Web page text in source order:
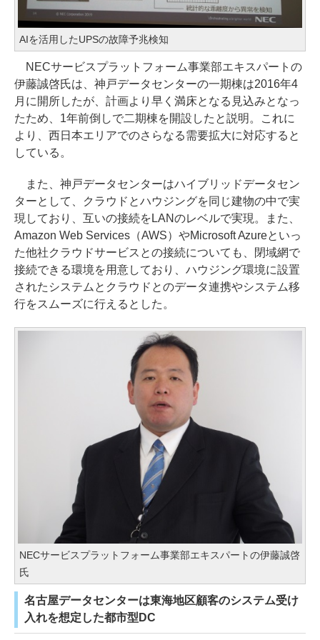
AIを活用したUPSの故障予兆検知
NECサービスプラットフォーム事業部エキスパートの
伊藤誠啓氏は、神戸データセンターの一期棟は2016年4
月に開所したが、計画より早く満床となる見込みとなっ
たため、1年前倒しで二期棟を開設したと説明。これに
より、西日本エリアでのさらなる需要拡大に対応すると
している。
また、神戸データセンターはハイブリッドデータセン
ターとして、クラウドとハウジングを同じ建物の中で実
現しており、互いの接続をLANのレベルで実現。また、
Amazon Web Services（AWS）やMicrosoft Azureといっ
た他社クラウドサービスとの接続についても、閉域網で
接続できる環境を用意しており、ハウジング環境に設置
されたシステムとクラウドとのデータ連携やシステム移
行をスムーズに行えるとした。
NECサービスプラットフォーム事業部エキスパートの伊藤誠啓
氏
名古屋データセンターは東海地区顧客のシステム受け
入れを想定した都市型DC